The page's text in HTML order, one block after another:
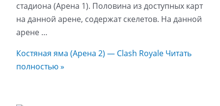
стадиона (Арена 1). Половина из доступных карт
на данной арене, содержат скелетов. На данной
арене …
Костяная яма (Арена 2) — Clash RoyaleЧитать
полностью »